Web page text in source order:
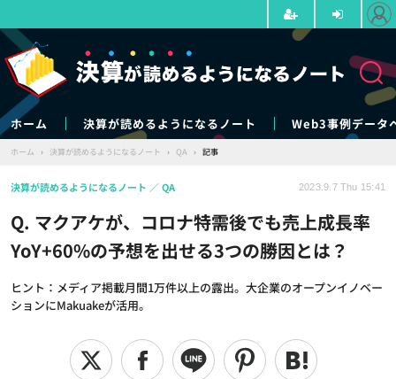
ホーム 決算が読めるようになるノート Web3事例データ
ホーム › 決算が読めるようになるノート › QA › 記事
Q. マクアケが、コロナ特需後でも売上成長率
YoY+60%の予想を出せる3つの勝因とは？
ヒント：メディア掲載月間1万件以上の露出。大企業のオープンイノベー
ションにMakuakeが活用。
決算が読めるようになるノート QA 2023.9.7 Thu 15:41